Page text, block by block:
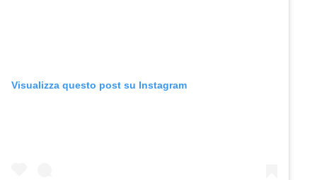
Visualizza questo post su Instagram